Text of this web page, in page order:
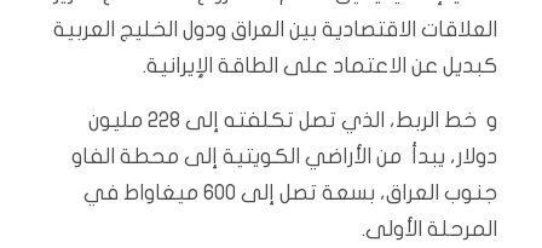
العلاقات الاقتصادية بين العراق ودول الخليج العربية
كبديل عن الاعتماد على الطاقة الإيرانية.
و خط الربط، الذي تصل تكلفته إلى 228 مليون
دولار، يبدأ من الأراضي الكويتية إلى محطة الفاو
جنوب العراق، بسعة تصل إلى 600 ميغاواط في
المرحلة الأولى.